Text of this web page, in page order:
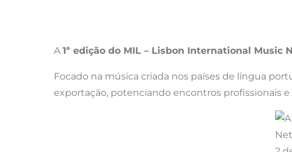
A1ª edição do MIL – Lisbon International Music
Focado na música criada nos países de língua
exportação, potenciando encontros profissionais